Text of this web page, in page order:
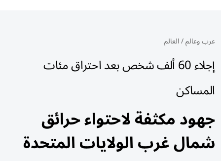
عرب وعالم/العالم
إجلاء 60 ألف شخص بعد احتراق مئات
المساكن
جهود مكثفة لاحتواء حرائق
شمال غرب الولايات المتحدة